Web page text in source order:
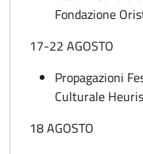
Fondazione
17-22 AGOSTO
Propagazioni
Culturale
18 AGOSTO